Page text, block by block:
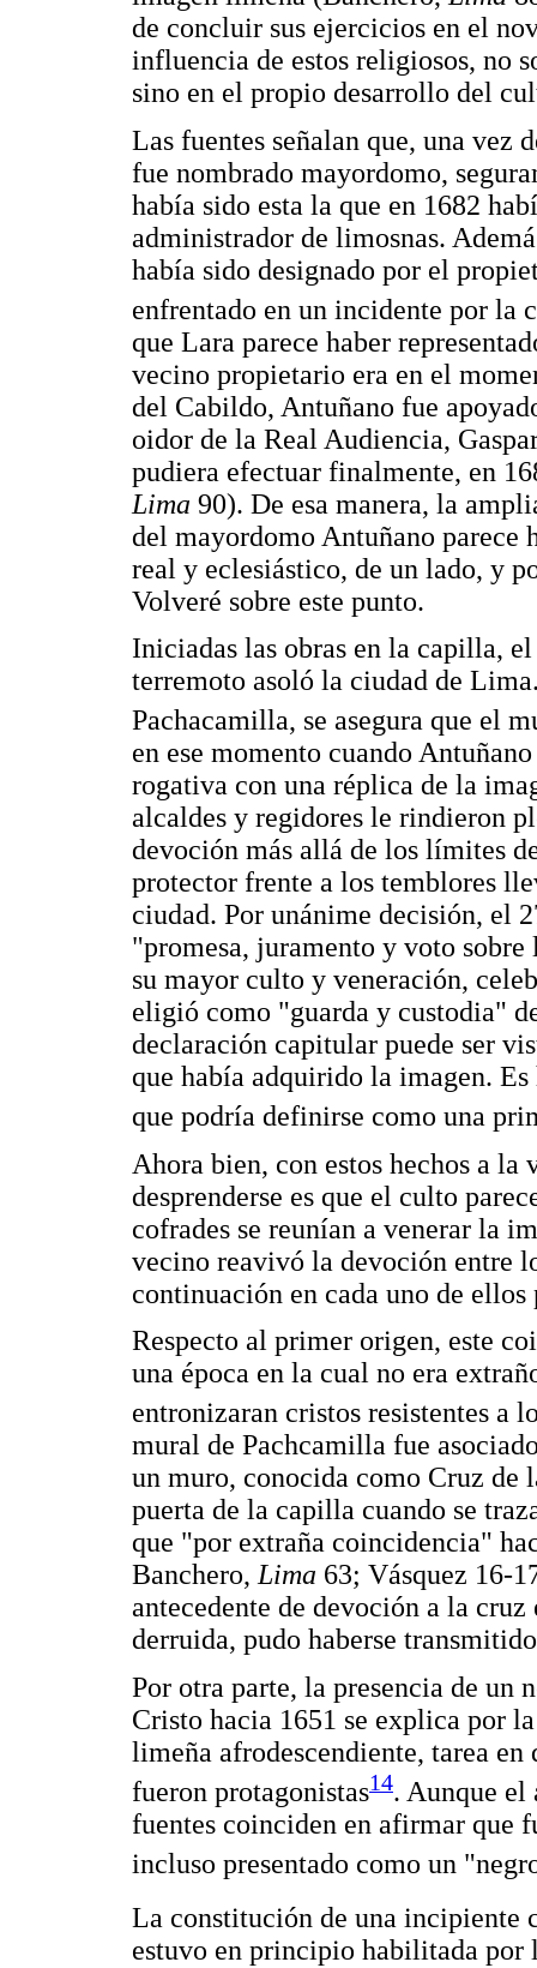
de concluir sus ejercicios en el
influencia de estos religiosos, no
sino en el propio desarrollo del
Las fuentes señalan que, una vez
fue nombrado mayordomo,
había sido esta la que en 1682
administrador de limosnas.
había sido designado por el
enfrentado en un incidente por la
que Lara parece haber
vecino propietario era en el
del Cabildo, Antuñano fue
oidor de la Real Audiencia,
pudiera efectuar finalmente, en
Lima 90). De esa manera, la
del mayordomo Antuñano parece
real y eclesiástico, de un lado, y
Volveré sobre este punto.
Iniciadas las obras en la capilla,
terremoto asoló la ciudad de
Pachacamilla, se asegura que el
en ese momento cuando
rogativa con una réplica de la
alcaldes y regidores le rindieron
devoción más allá de los límites
protector frente a los temblores
ciudad. Por unánime decisión, el
"promesa, juramento y voto
su mayor culto y veneración,
eligió como "guarda y custodia"
declaración capitular puede ser
que había adquirido la imagen.
que podría definirse como una
Ahora bien, con estos hechos a
desprenderse es que el culto
cofrades se reunían a venerar la
vecino reavivó la devoción entre
continuación en cada uno de
Respecto al primer origen, este
una época en la cual no era
entronizaran cristos resistentes a
mural de Pachcamilla fue
un muro, conocida como Cruz de
puerta de la capilla cuando se
que "por extraña coincidencia"
Banchero,Lima 63; Vásquez 16-
antecedente de devoción a la
derruida, pudo haberse
Por otra parte, la presencia de un
Cristo hacia 1651 se explica por
limeña afrodescendiente, tarea en
fueron protagonistas14. Aunque el
fuentes coinciden en afirmar que
incluso presentado como un
La constitución de una incipiente
estuvo en principio habilitada por